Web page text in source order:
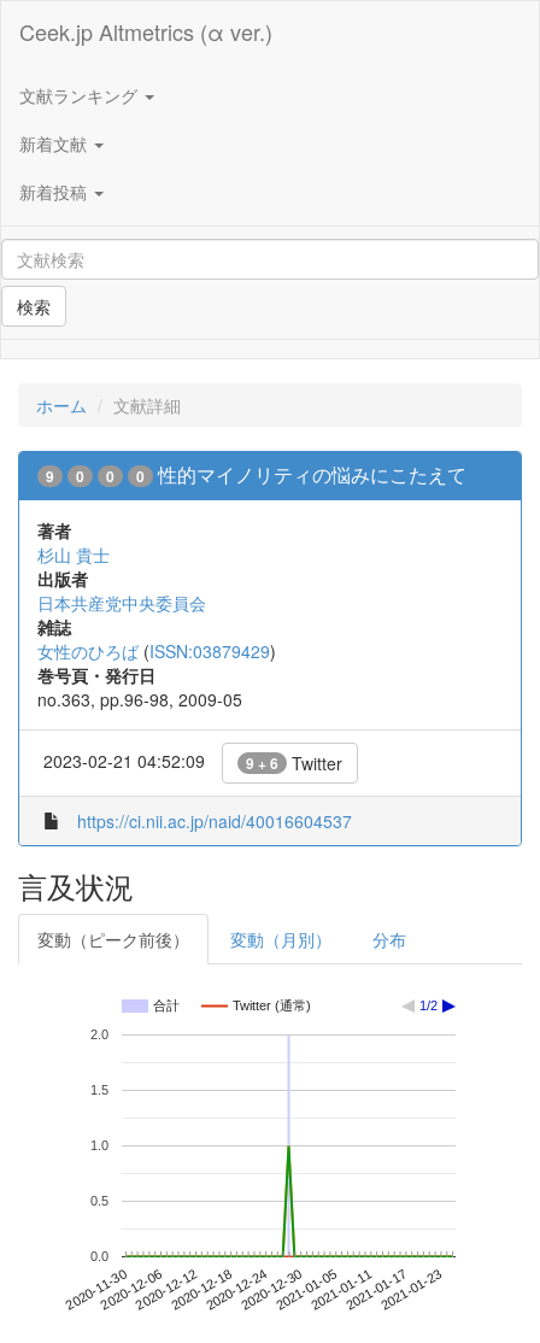
Ceek.jp Altmetrics (α ver.)
文献ランキング
新着文献
新着投稿
検索
ホーム 文献詳細
9 0 0 0 性的マイノリティの悩みにこたえて
著者
杉山 貴士
出版者
日本共産党中央委員会
雑誌
女性のひろば (ISSN:03879429)
巻号頁・発行日
no.363, pp.96-98, 2009-05
2023-02-21 04:52:09 9 + 6 Twitter
https://ci.nii.ac.jp/naid/40016604537
言及状況
変動（ピーク前後） 変動（月別） 分布
合計 Twitter (通常) 1/2
2020-11-302020-12-062020-12-122020-12-182020-12-242020-12-302021-01-052021-01-112021-01-172021-01-23
0.0
0.5
1.0
1.5
2.0